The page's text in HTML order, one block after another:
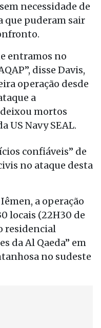
necessidade de
que puderam sair
entramos no
disse Davis,
operação desde
a
mortos
US Navy SEAL.
confiáveis” de
no ataque desta
a operação
locais (22H30 de
residencial
da Al Qaeda” em
no sudeste